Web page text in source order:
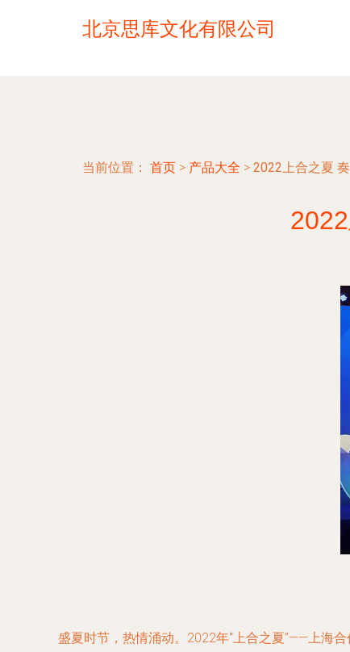
北京思库文化有限公司
当前位置： 首页 > 产品大全 > 2022上合之夏
盛夏时节，热情涌动。2022年“上合之夏”——上海